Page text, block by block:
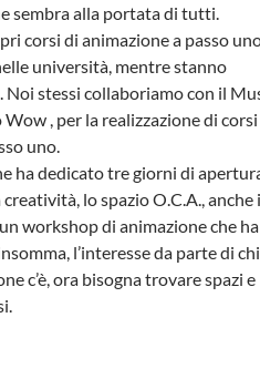
sembra alla portata di tutti.
corsi di animazione a passo
università, mentre stanno
stessi collaboriamo con il
, per la realizzazione di corsi
uno.
ha dedicato tre giorni di
lo spazio O.C.A., anche
workshop di animazione che ha
l’interesse da parte di
c’è, ora bisogna trovare spazi e